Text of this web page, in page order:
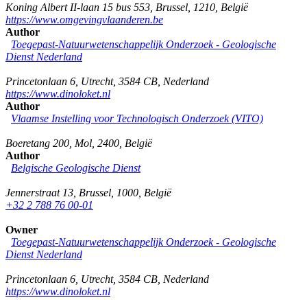
Koning Albert II-laan 15 bus 553 Brussel 1210 België
https://www.omgevingvlaanderen.be
Author
Toegepast-Natuurwetenschappelijk Onderzoek - Geologische
Dienst Nederland
Princetonlaan 6 Utrecht, 3584 CB Nederland
https://www.dinoloket.nl
Author
Vlaamse Instelling voor Technologisch Onderzoek (VITO)
Boeretang 200 Mol 2400 België
Author
Belgische Geologische Dienst
Jennerstraat 13 Brussel 1000 België
+32 2 788 76 00-01
Owner
Toegepast-Natuurwetenschappelijk Onderzoek - Geologische
Dienst Nederland
Princetonlaan 6 Utrecht, 3584 CB Nederland
https://www.dinoloket.nl